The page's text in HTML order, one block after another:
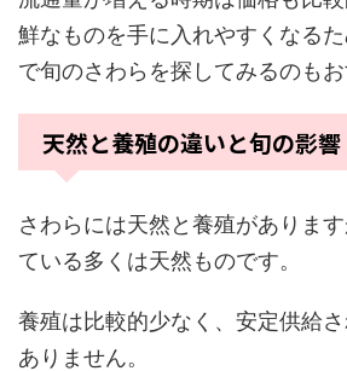
鮮なものを手に入れやすくなる
で旬のさわらを探してみるのもお
天然と養殖の違いと旬の影響
さわらには天然と養殖がありま
ている多くは天然ものです。
養殖は比較的少なく、安定供給
ありません。